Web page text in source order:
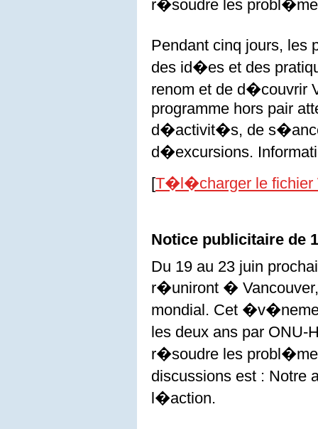
r�soudre les
Pendant cinq jours,
des id�es et des
renom et de d�couvrir
programme hors pair
d�activit�s, de
d�excursions.
[T�l�charger le fichier
Notice publicitaire de
Du 19 au 23 juin
r�uniront �
mondial. Cet
les deux ans par
r�soudre les
discussions est :
l�action.